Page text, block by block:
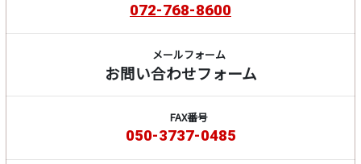
072-768-8600
メールフォーム
お問い合わせフォーム
FAX番号
050-3737-0485